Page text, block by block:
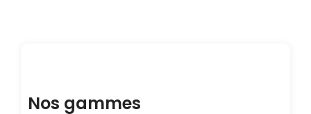
Nos gammes